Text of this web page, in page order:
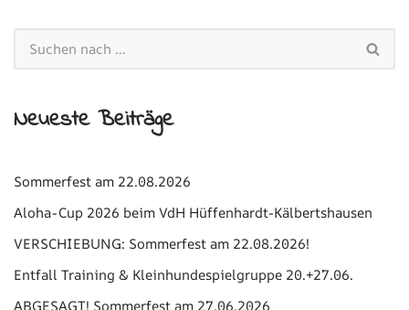
Neueste Beiträge
Sommerfest am 22.08.2026
Aloha-Cup 2026 beim VdH Hüffenhardt-Kälbertshausen
VERSCHIEBUNG: Sommerfest am 22.08.2026!
Entfall Training & Kleinhundespielgruppe 20.+27.06.
ABGESAGT! Sommerfest am 27.06.2026